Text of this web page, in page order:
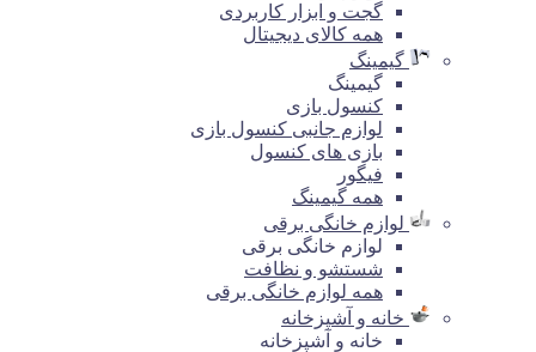
گجت و ابزار کاربردی
همه کالای دیجیتال
گیمینگ
گیمینگ
کنسول بازی
لوازم جانبی کنسول بازی
بازی های کنسول
فیگور
همه گیمینگ
لوازم خانگی برقی
لوازم خانگی برقی
شستشو و نظافت
همه لوازم خانگی برقی
خانه و آشپزخانه
خانه و آشپزخانه